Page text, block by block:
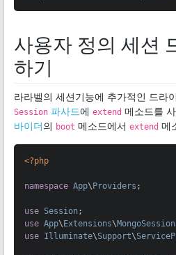
사용자 정의 세션
하기
라라벨의 세션기능에 추가적인 드라
Session 파사드에 extend 메소드를
바이더의 boot 메소드에서 extend 메
<?php
namespace App\Providers ;
use Session
use App\Extensions\
use Illuminate\Support\